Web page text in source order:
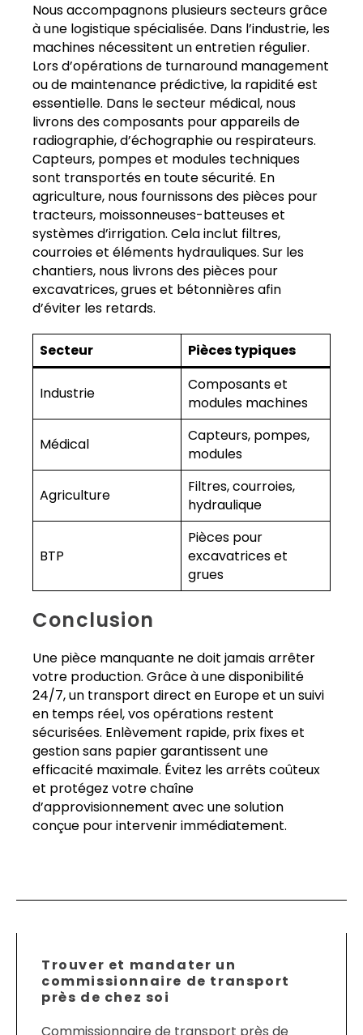
Nous accompagnons plusieurs secteurs grâce
à une logistique spécialisée. Dans l’industrie, les
machines nécessitent un entretien régulier.
Lors d’opérations de turnaround management
ou de maintenance prédictive, la rapidité est
essentielle. Dans le secteur médical, nous
livrons des composants pour appareils de
radiographie, d’échographie ou respirateurs.
Capteurs, pompes et modules techniques
sont transportés en toute sécurité. En
agriculture, nous fournissons des pièces pour
tracteurs, moissonneuses-batteuses et
systèmes d’irrigation. Cela inclut filtres,
courroies et éléments hydrauliques. Sur les
chantiers, nous livrons des pièces pour
excavatrices, grues et bétonnières afin
d’éviter les retards.
Secteur Pièces typiques
Industrie
Composants et
modules machines
Médical
Capteurs, pompes,
modules
Agriculture
Filtres, courroies,
hydraulique
BTP
Pièces pour
excavatrices et
grues
Conclusion
Une pièce manquante ne doit jamais arrêter
votre production. Grâce à une disponibilité
24/7, un transport direct en Europe et un suivi
en temps réel, vos opérations restent
sécurisées. Enlèvement rapide, prix fixes et
gestion sans papier garantissent une
efficacité maximale. Évitez les arrêts coûteux
et protégez votre chaîne
d’approvisionnement avec une solution
conçue pour intervenir immédiatement.
Trouver et mandater un
commissionnaire de transport
près de chez soi